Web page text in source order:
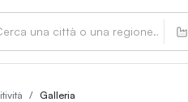
/ Galleria